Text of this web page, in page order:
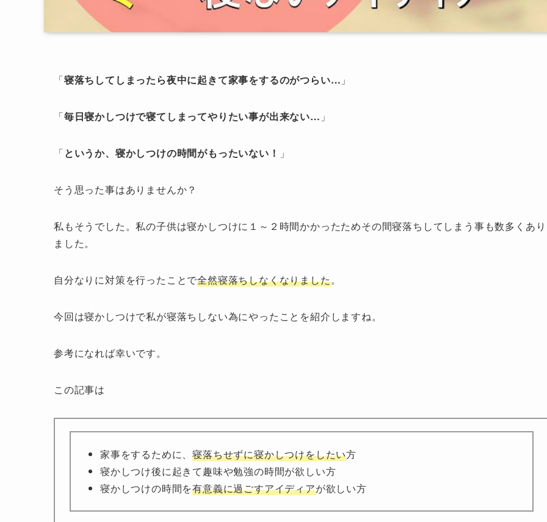
「寝落ちしてしまったら夜中に起きて家事をするのがつらい… 」
「毎日寝かしつけで寝てしまってやりたい事が出来ない… 」
「というか、寝かしつけの時間がもったいない！ 」
そう思った事はありませんか？
私もそうでした。私の子供は寝かしつけに１～２時間かかったためその間寝落ちしてしまう事も数多くあり
ました。
自分なりに対策を行ったことで全然寝落ちしなくなりました。
今回は寝かしつけで私が寝落ちしない為にやったことを紹介しますね。
参考になれば幸いです。
この記事は
家事をするために、寝落ちせずに寝かしつけをしたい方
寝かしつけ後に起きて趣味や勉強の時間が欲しい方
寝かしつけの時間を有意義に過ごすアイディアが欲しい方